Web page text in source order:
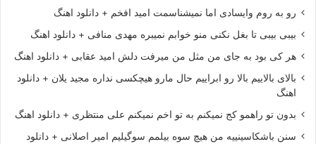
رو به روم وایسادی اما نمیشناسمت امید افخم + دانلود اهنگ
بیبی بیبی تا بغل نکنی منو خوابم نمیبره مهدی منافی + دانلود اهنگ
هر کی بود به جای من مثل من میرفت دلش امید عقابی + دانلود اهنگ
بالای بالاییم بالا رو ابراییم حال مارو هیچکسی نداره مجید یلان + دانلود
اهنگ
بدون تو راهمو کج نمیکنم به تو اخم نمیکنم علی منتظری + دانلود اهنگ
سنن باشکاسینییه من هیچ سوه بیلمم سوگیلیم امیر اصلانی + دانلود